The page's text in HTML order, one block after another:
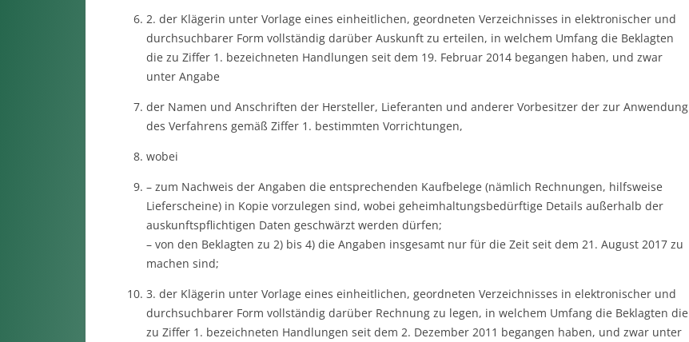
2. der Klägerin unter Vorlage eines einheitlichen, geordneten Verzeichnisses in elektronischer und
durchsuchbarer Form vollständig darüber Auskunft zu erteilen, in welchem Umfang die Beklagten
die zu Ziffer 1. bezeichneten Handlungen seit dem 19. Februar 2014 begangen haben, und zwar
unter Angabe
der Namen und Anschriften der Hersteller, Lieferanten und anderer Vorbesitzer der zur Anwendung
des Verfahrens gemäß Ziffer 1. bestimmten Vorrichtungen,
wobei
– zum Nachweis der Angaben die entsprechenden Kaufbelege (nämlich Rechnungen, hilfsweise
Lieferscheine) in Kopie vorzulegen sind, wobei geheimhaltungsbedürftige Details außerhalb der
auskunftspflichtigen Daten geschwärzt werden dürfen;
– von den Beklagten zu 2) bis 4) die Angaben insgesamt nur für die Zeit seit dem 21. August 2017 zu
machen sind;
3. der Klägerin unter Vorlage eines einheitlichen, geordneten Verzeichnisses in elektronischer und
durchsuchbarer Form vollständig darüber Rechnung zu legen, in welchem Umfang die Beklagten die
zu Ziffer 1. bezeichneten Handlungen seit dem 2. Dezember 2011 begangen haben, und zwar unter